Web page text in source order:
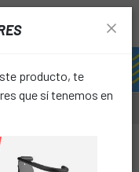
producto, te
que sí tenemos en